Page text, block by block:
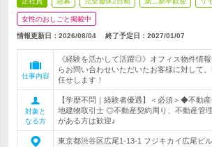
女性のおしごと掲載中
情報更新日：2026/08/04 終了予定日： 2027/01/07
仕事内容
《経験を活かして活躍◎》オフィス物件情
らお問い合わせいただいたお客様に対して
任せします！
対象と
なる方
【学歴不問｜経験者優遇】＜必須＞◆不動
地建物取引士 ◎不動産契約周り、不動産管
がある方は歓迎♪
東京都渋谷区広尾1-13-1 フジキカイ広尾ビ